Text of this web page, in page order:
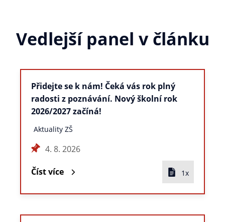
Vedlejší panel v článku
Přidejte se k nám! Čeká vás rok plný
radosti z poznávání. Nový školní rok
2026/2027 začíná!
Aktuality ZŠ
4. 8. 2026
Číst více 1x